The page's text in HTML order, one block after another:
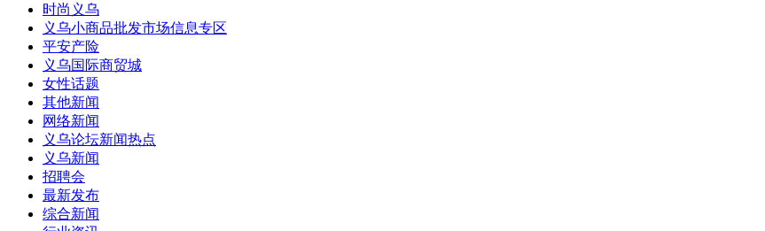
时尚义乌
义乌小商品批发市场信息专区
平安产险
义乌国际商贸城
女性话题
其他新闻
网络新闻
义乌论坛新闻热点
义乌新闻
招聘会
最新发布
综合新闻